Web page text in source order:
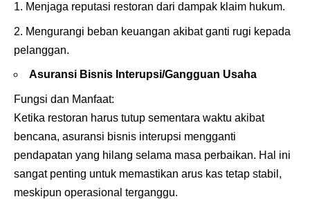
Menjaga reputasi restoran dari dampak klaim hukum.
Mengurangi beban keuangan akibat ganti rugi kepada
pelanggan.
Asuransi Bisnis Interupsi/Gangguan Usaha
Fungsi dan Manfaat:
Ketika restoran harus tutup sementara waktu akibat
bencana, asuransi bisnis interupsi mengganti
pendapatan yang hilang selama masa perbaikan. Hal ini
sangat penting untuk memastikan arus kas tetap stabil,
meskipun operasional terganggu.